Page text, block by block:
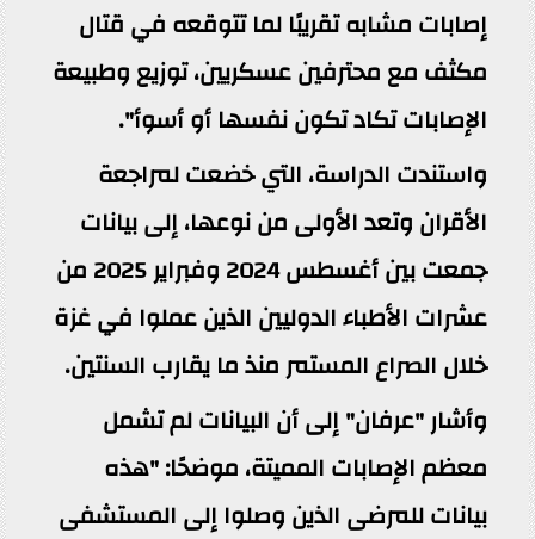
إصابات مشابه تقريبًا لما تتوقعه في قتال
مكثف مع محترفين عسكريين، توزيع وطبيعة
الإصابات تكاد تكون نفسها أو أسوأ".
واستندت الدراسة، التي خضعت لمراجعة
الأقران وتعد الأولى من نوعها، إلى بيانات
جمعت بين أغسطس 2024 وفبراير 2025 من
عشرات الأطباء الدوليين الذين عملوا في غزة
خلال الصراع المستمر منذ ما يقارب السنتين.
وأشار "عرفان" إلى أن البيانات لم تشمل
معظم الإصابات المميتة، موضحًا: "هذه
بيانات للمرضى الذين وصلوا إلى المستشفى